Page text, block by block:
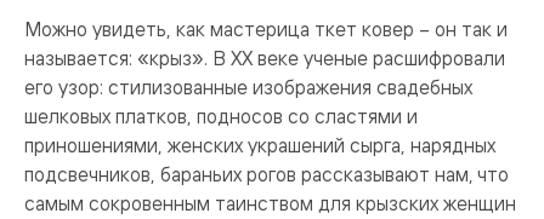
Можно увидеть, как мастерица ткет ковер – он так и
называется: «крыз». В ХХ веке ученые расшифровали
его узор: стилизованные изображения свадебных
шелковых платков, подносов со сластями и
приношениями, женских украшений сырга, нарядных
подсвечников, бараньих рогов рассказывают нам, что
самым сокровенным таинством для крызских женщин